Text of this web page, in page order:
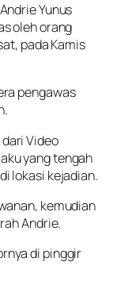
Yunus
oleh orang
pada Kamis
pengawas
Video
yang tengah
lokasi kejadian.
kemudian
Andrie.
di pinggir